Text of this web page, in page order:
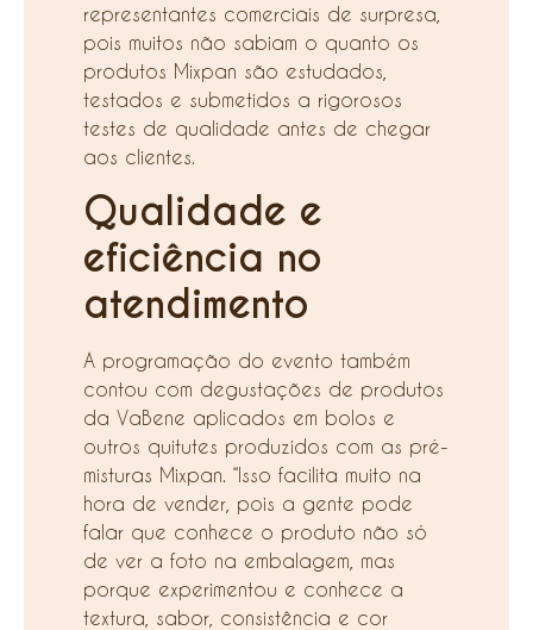
representantes comerciais de surpresa,
pois muitos não sabiam o quanto os
produtos Mixpan são estudados,
testados e submetidos a rigorosos
testes de qualidade antes de chegar
aos clientes.
Qualidade e
eficiência no
atendimento
A programação do evento também
contou com degustações de produtos
da VaBene aplicados em bolos e
outros quitutes produzidos com as pré-
misturas Mixpan. “Isso facilita muito na
hora de vender, pois a gente pode
falar que conhece o produto não só
de ver a foto na embalagem, mas
porque experimentou e conhece a
textura, sabor, consistência e cor